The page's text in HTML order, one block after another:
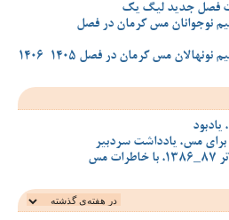
فصل جدید لیگ یک
نوجوانان مس کرمان در فصل
مس کرمان در فصل 1405-1406
مس، یادداشت سردبیر